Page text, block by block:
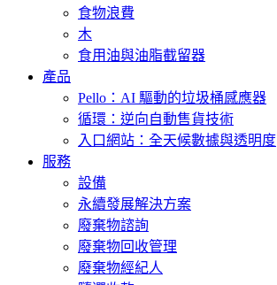
食物浪費
木
食用油與油脂截留器
產品
Pello：AI 驅動的垃圾桶感應器
循環：逆向自動售貨技術
入口網站：全天候數據與透明度
服務
設備
永續發展解決方案
廢棄物諮詢
廢棄物回收管理
廢棄物經紀人